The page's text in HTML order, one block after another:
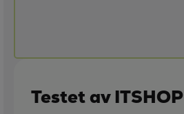
Testet av ITSHOP